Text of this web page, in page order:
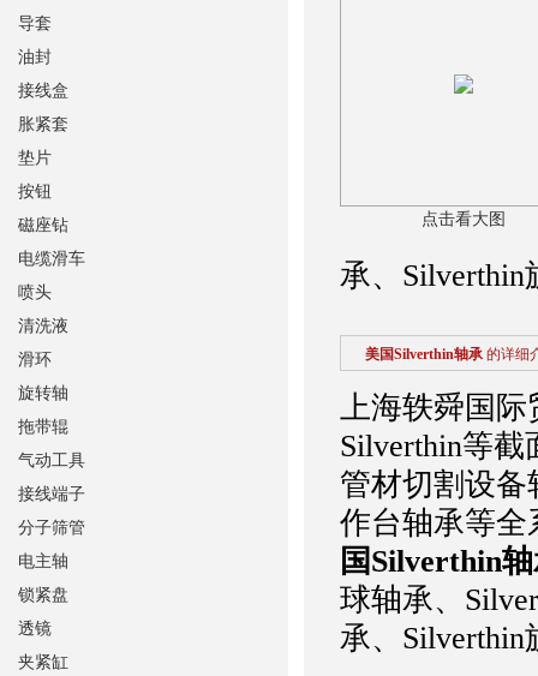
点击看大图
承、
美国Silverthin轴承 的详细
上海轶舜国际
Silverthin等截
管材切割设备
作台轴承等全
国Silverthin
球轴承、
承、
导套
油封
接线盒
胀紧套
垫片
按钮
磁座钻
电缆滑车
喷头
清洗液
滑环
旋转轴
拖带辊
气动工具
接线端子
分子筛管
电主轴
锁紧盘
透镜
夹紧缸